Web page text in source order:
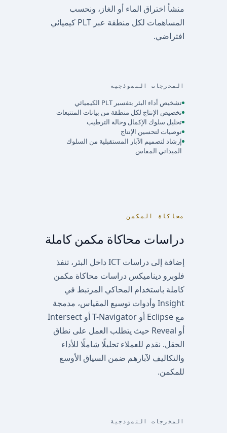
منشأ اختراق الماء أو الغاز، ونحسب
المساهمات لكل منطقة عبر PLT كيميائي
افتراضي.
المخرجات النموذجية
تشخيص أداء البئر بتفسير PLT الكيميائي
تخصيص الإنتاج لكل منطقة من بيانات المتتبعات
تحليل سلوك الإكمال وحالة الترطيب
توصيات لتحسين الإنتاج
إرشاد لتصميم الآبار المستقبلية من السلوك
الميداني المقاس
محاكاة المكمن
دراسات محاكاة مكمن كاملة
إضافة إلى دراسات ICT داخل البئر، تنفذ
فلوبرو ديناميكس دراسات محاكاة مكمن
كاملة باستخدام المحاكي المرتبط في
Insight وأدوات توسيع المقياس، مدمجة
مع Eclipse أو T-Navigator أو Intersect
أو Reveal حيث يتطلب العمل على نطاق
الحقل. نقدم للعملاء تحليلًا شاملًا للأداء
والتكاليف لآبارهم ضمن السياق الأوسع
للمكمن.
المخرجات النموذجية